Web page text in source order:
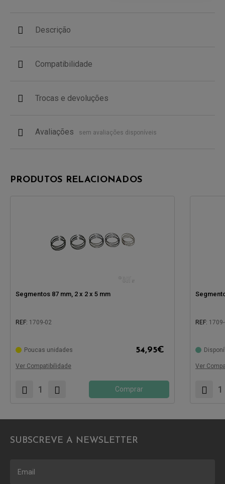
Descrição
Compatibilidade
Trocas e devoluções
Avaliações sem avaliações disponíveis
PRODUTOS RELACIONADOS
Segmentos 87 mm, 2 x 2 x 5 mm
REF: 1709-02
Poucas unidades 54,95€
Ver Compatibilidade
Comprar
REF:
Ver
SUBSCREVE A NEWSLETTER